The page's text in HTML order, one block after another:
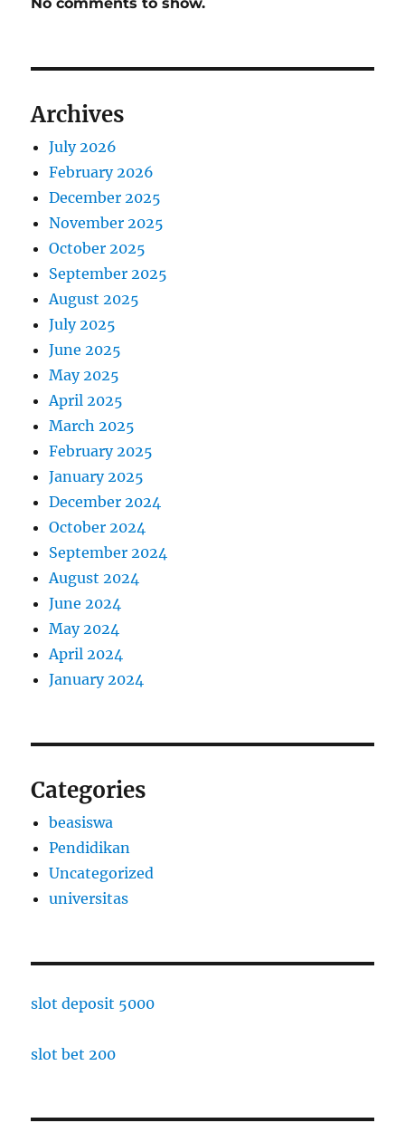
Archives
July 2026
February 2026
December 2025
November 2025
October 2025
September 2025
August 2025
July 2025
June 2025
May 2025
April 2025
March 2025
February 2025
January 2025
December 2024
October 2024
September 2024
August 2024
June 2024
May 2024
April 2024
January 2024
Categories
beasiswa
Pendidikan
Uncategorized
universitas
slot deposit 5000
slot bet 200